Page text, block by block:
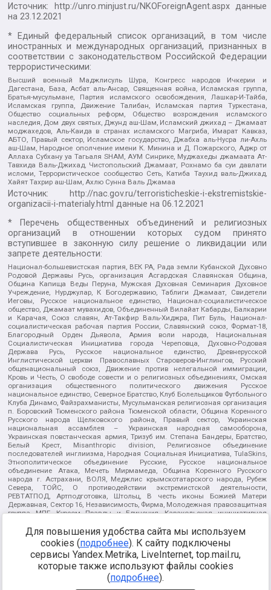
Источник: http://unro.minjust.ru/NKOForeignAgent.aspxданные
на23.12.2021
* Единый федеральный список организаций, в том числе
иностранных и международных организаций, признанных в
соответствии с законодательством Российской Федерации
террористическими:
Высший военный Маджлисуль Шура, Конгресс народов Ичкерии и
Дагестана, База, Асбат аль-Ансар, Священная война, Исламская группа,
Братья-мусульмане, Партия исламского освобождения, Лашкар-И-Тайба,
Исламская группа, Движение Талибан, Исламская партия Туркестана,
Общество социальных реформ, Общество возрождения исламского
наследия, Дом двух святых, Джунд аш-Шам, Исламский джихад – Джамаат
моджахедов, Аль-Каида в странах исламского Магриба, Имарат Кавказ,
АБТО, Правый сектор, Исламское государство, Джабха аль-Нусра ли-Ахль
аш-Шам, Народное ополчение имени К. Минина и Д. Пожарского, Аджр от
Аллаха Субхану уа Тагьаля SHAM, АУМ Синрике, Муджахеды джамаата Ат-
Тавхида Валь-Джихад, Чистопольский Джамаат, Рохнамо ба суи давлати
исломи, Террористическое сообщество Сеть, Катиба Таухид валь-Джихад,
Хайят Тахрир аш-Шам, Ахлю Сунна Валь Джамаа
Источник:
http://nac.gov.ru/terroristicheskie-i-ekstremistskie-
organizacii-i-materialy.html данные на06.12.2021
* Перечень общественных объединений и религиозных
организаций в отношении которых судом принято
вступившее в законную силу решение о ликвидации или
запрете деятельности:
Национал-большевистская партия, ВЕК РА, Рада земли Кубанской Духовно
Родовой Державы Русь, организация Асгардская Славянская Община,
Община Капища Веды Перуна, Мужская Духовная Семинария Духовное
Учреждение, Нурджулар, К Богодержавию, Таблиги Джамаат, Свидетели
Иеговы, Русское национальное единство, Национал-социалистическое
общество, Джамаат мувахидов, Объединенный Вилайат Кабарды, Балкарии
и Карачая, Союз славян, Ат-Такфир Валь-Хиджра, Пит Буль, Национал-
социалистическая рабочая партия России, Славянский союз, Формат-18,
Благородный Орден Дьявола, Армия воли народа, Национальная
Социалистическая Инициатива города Череповца, Духовно-Родовая
Держава Русь, Русское национальное единство, Древнерусской
Инглистической церкви Православных Староверов-Инглингов, Русский
общенациональный союз, Движение против нелегальной иммиграции,
Кровь и Честь, О свободе совести и о религиозных объединениях, Омская
организация общественного политического движения Русское
национальное единство, Северное Братство, Клуб Болельщиков Футбольного
Клуба Динамо, Файзрахманисты, Мусульманская религиозная организация
п. Боровский Тюменского района Тюменской области, Община Коренного
Русского народа Щелковского района, Правый сектор, Украинская
национальная ассамблея – Украинская народная самооборона,
Украинская повстанческая армия, Тризуб им. Степана Бандеры, Братство,
Белый Крест, Misanthropic division, Религиозное объединение
последователей инглиизма, Народная Социальная Инициатива, TulaSkins,
Этнополитическое объединение Русские, Русское национальное
объединение Атака, Мечеть Мирмамеда, Община Коренного Русского
народа г. Астрахани, ВОЛЯ, Меджлис крымскотатарского народа, Рубеж
Севера, ТОЙС, О противодействии экстремистской деятельности,
РЕВТАТПОД, Артподготовка, Штольц, В честь иконы Божией Матери
Державная, Сектор 16, Независимость, Фирма, Молодежная правозащитная
группа МПГ, Курсом Правды и Единения, Каракольская инициативная
Благотворительный пансионат Ак Умут, Русская республика Русь,
Арестантское уголовное единство, Башкорт, Нация и свобода, W.H.С., Фалунь
Дафа, Иртыш Ultras, Русский Патриотический клуб-Новокузнецк/РПК,
Сибирский державный союз, Фонд борьбы с коррупцией, Фонд защиты прав
граждан, Штабы Навального, Совет граждан СССР Прикубанского округа г.
https://minjust.gov.ru/ru/documents/7822/
Для повышения удобства сайта мы используем
cookies (подробнее). К сайту подключены
сервисы Yandex.Metrika, LiveInternet, top.mail.ru,
которые также используют файлы cookies
(подробнее).